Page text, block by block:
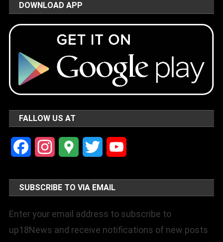
DOWNLOAD APP
FALLOW US AT
FacebookInstagramGoogle Twitter
SUBSCRIBE TO VIA EMAIL
Enter your email address to subscribe to
up18News and receive notifications of new posts